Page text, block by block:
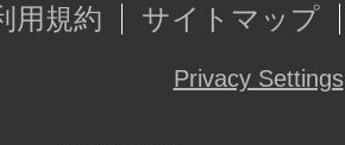
用規約
サイトマップ
Privacy Settings